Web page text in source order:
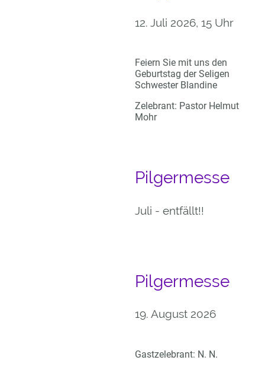
12. Juli 2026, 15 Uhr
Feiern Sie mit uns den
Geburtstag der Seligen
Schwester Blandine
Zelebrant: Pastor Helmut
Mohr
Pilgermesse
Juli - entfällt!!
Pilgermesse
19. August 2026
Gastzelebrant: N. N.